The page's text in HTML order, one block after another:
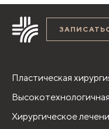
Пластическая
Хирургическое